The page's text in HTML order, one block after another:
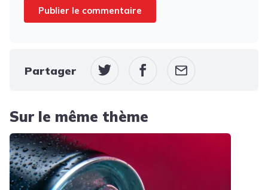
Partager
Sur le même thème